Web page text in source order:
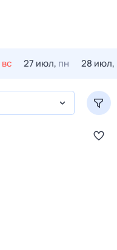
вс 27 июл, пн 28 июл,